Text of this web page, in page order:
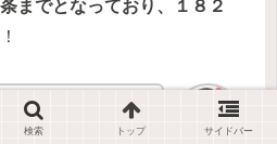
までとなっており、１８２
やだー細かい！！
検索 トップ サイドバー